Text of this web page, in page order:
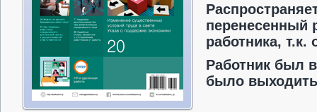
перенесенный
работника,
Работник был
было выходить